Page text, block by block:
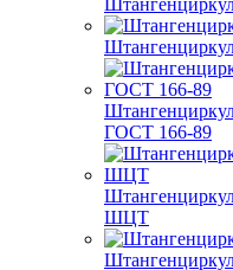
ГОСТ 166-89
ШЦТ